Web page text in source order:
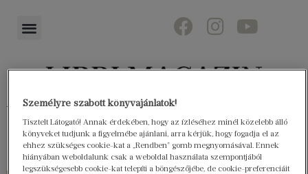
Könyvektől az olvasókig
Személyre szabott könyvajánlatok!
Tisztelt Látogató! Annak érdekében, hogy az ízléséhez minél közelebb álló
könyveket tudjunk a figyelmébe ajánlani, arra kérjük, hogy fogadja el az
ehhez szükséges cookie-kat a „Rendben” gomb megnyomásával. Ennek
hiányában weboldalunk csak a weboldal használata szempontjából
legszükségesebb cookie-kat telepíti a böngészőjébe, de cookie-preferenciáit